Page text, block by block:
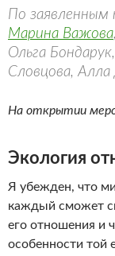
По
Марина Важова
Ольга Бондарук,
Словцова,
На открытии
Экология
Я убежден, что
каждый сможет
его отношения и
особенности той